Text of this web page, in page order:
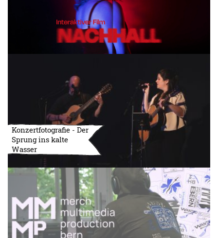
Konzertfotografie - Der
Sprung ins kalte
Wasser